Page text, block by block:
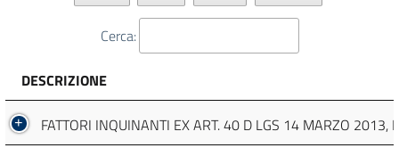
Cerca:
DESCRIZIONE
FATTORI INQUINANTI EX ART. 40 D LGS 14 MARZO 2013,